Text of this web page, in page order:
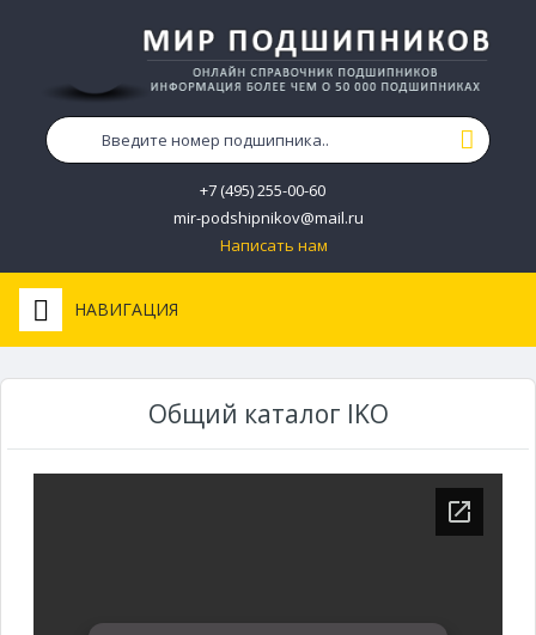
+7 (495) 255-00-60
mir-podshipnikov@mail.ru
Написать нам
НАВИГАЦИЯ
Общий каталог IKO